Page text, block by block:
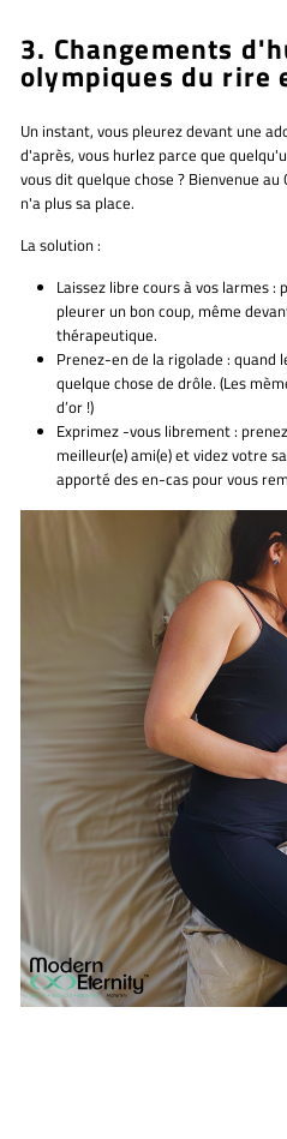
3. Changements
olympiques du rire
Un instant, vous pleurez devant une
d'après, vous hurlez parce que
vous dit quelque chose ? Bienvenue au
n'a plus sa place.
La solution :
Laissez libre cours à vos larmes :
pleurer un bon coup, même
thérapeutique.
Prenez-en de la rigolade : quand
quelque chose de drôle. (Les
d’or !)
Exprimez-vous librement :
meilleur(e) ami(e) et videz votre
apporté des en-cas pour vous